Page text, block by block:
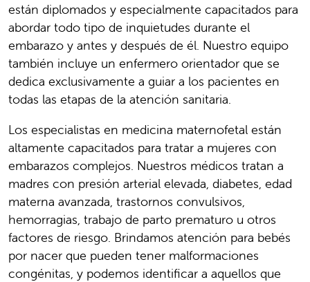
están diplomados y especialmente capacitados para
abordar todo tipo de inquietudes durante el
embarazo y antes y después de él. Nuestro equipo
también incluye un enfermero orientador que se
dedica exclusivamente a guiar a los pacientes en
todas las etapas de la atención sanitaria.
Los especialistas en medicina maternofetal están
altamente capacitados para tratar a mujeres con
embarazos complejos. Nuestros médicos tratan a
madres con presión arterial elevada, diabetes, edad
materna avanzada, trastornos convulsivos,
hemorragias, trabajo de parto prematuro u otros
factores de riesgo. Brindamos atención para bebés
por nacer que pueden tener malformaciones
congénitas, y podemos identificar a aquellos que